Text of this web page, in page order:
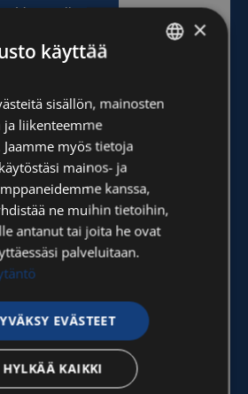
ENGLISH
×
käyttää
sisällön, mainosten
liikenteemme
myös tietoja
mainos- ja
kanssa,
ne muihin tietoihin,
antanut tai joita he ovat
palveluitaan.
EVÄSTEET
HYLKÄÄ KAIKKI